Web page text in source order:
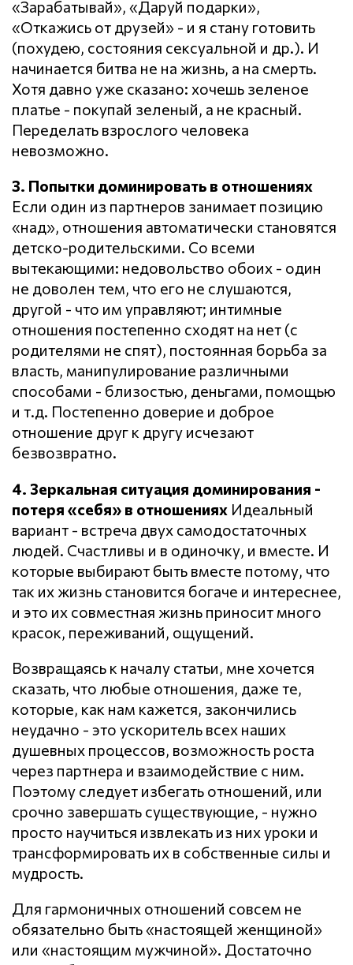
«Зарабатывай», «Даруй подарки»,
«Откажись от друзей» - и я стану готовить
(похудею, состояния сексуальной и др.). И
начинается битва не на жизнь, а на смерть.
Хотя давно уже сказано: хочешь зеленое
платье - покупай зеленый, а не красный.
Переделать взрослого человека
невозможно.
3. Попытки доминировать в отношениях
Если один из партнеров занимает позицию
«над», отношения автоматически становятся
детско-родительскими. Со всеми
вытекающими: недовольство обоих - один
не доволен тем, что его не слушаются,
другой - что им управляют; интимные
отношения постепенно сходят на нет (с
родителями не спят), постоянная борьба за
власть, манипулирование различными
способами - близостью, деньгами, помощью
и т.д. Постепенно доверие и доброе
отношение друг к другу исчезают
безвозвратно.
4. Зеркальная ситуация доминирования -
потеря «себя» в отношениях Идеальный
вариант - встреча двух самодостаточных
людей. Счастливы и в одиночку, и вместе. И
которые выбирают быть вместе потому, что
так их жизнь становится богаче и интереснее,
и это их совместная жизнь приносит много
красок, переживаний, ощущений.
Возвращаясь к началу статьи, мне хочется
сказать, что любые отношения, даже те,
которые, как нам кажется, закончились
неудачно - это ускоритель всех наших
душевных процессов, возможность роста
через партнера и взаимодействие с ним.
Поэтому следует избегать отношений, или
срочно завершать существующие, - нужно
просто научиться извлекать из них уроки и
трансформировать их в собственные силы и
мудрость.
Для гармоничных отношений совсем не
обязательно быть «настоящей женщиной»
или «настоящим мужчиной». Достаточно